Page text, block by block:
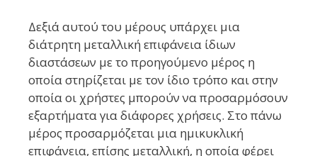
Δεξιά αυτού του μέρους υπάρχει μια
διάτρητη μεταλλική επιφάνεια ίδιων
διαστάσεων με το προηγούμενο μέρος η
οποία στηρίζεται με τον ίδιο τρόπο και στην
οποία οι χρήστες μπορούν να προσαρμόσουν
εξαρτήματα για διάφορες χρήσεις. Στο πάνω
μέρος προσαρμόζεται μια ημικυκλική
επιφάνεια, επίσης μεταλλική, η οποία φέρει